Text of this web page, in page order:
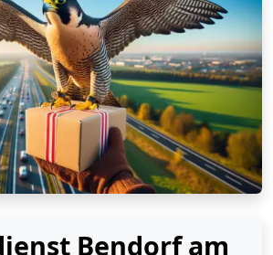
Bendorf am